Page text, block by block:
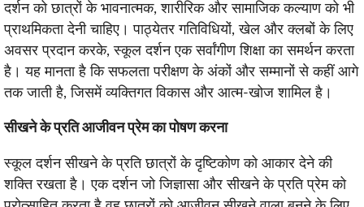
दर्शन को छात्रों के भावनात्मक, शारीरिक और सामाजिक कल्याण को भी
प्राथमिकता देनी चाहिए। पाठ्येतर गतिविधियों, खेल और क्लबों के लिए
अवसर प्रदान करके, स्कूल दर्शन एक सर्वांगीण शिक्षा का समर्थन करता
है। यह मानता है कि सफलता परीक्षण के अंकों और सम्मानों से कहीं आगे
तक जाती है, जिसमें व्यक्तिगत विकास और आत्म-खोज शामिल है।
सीखने के प्रति आजीवन प्रेम का पोषण करना
स्कूल दर्शन सीखने के प्रति छात्रों के दृष्टिकोण को आकार देने की
शक्ति रखता है। एक दर्शन जो जिज्ञासा और सीखने के प्रति प्रेम को